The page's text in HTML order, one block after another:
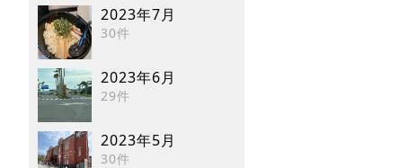
2023年7月
30件
2023年6月
29件
2023年5月
30件